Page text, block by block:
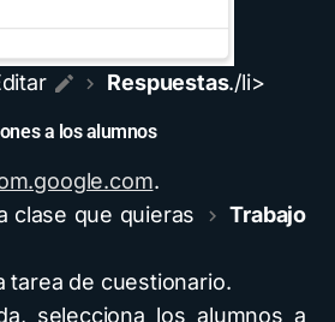
Respuestas./li>
a los alumnos
.
clase que quieras
Trabajo
tarea de cuestionario.
selecciona los alumnos a